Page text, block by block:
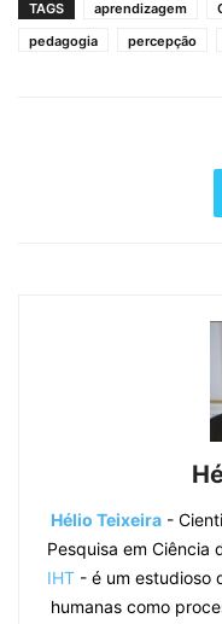
TAGS aprendizagem
pedagogia
percepção
Hélio Teixeira -
Pesquisa em Ciência
IHT - é um estudioso
humanas como